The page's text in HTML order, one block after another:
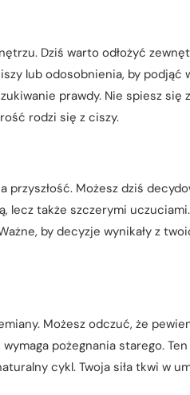
Dziś warto odłożyć
lub odosobnienia, by podjąć
prawdy. Nie spiesz się
rodzi się z ciszy.
przyszłość. Możesz dziś
lecz także szczerymi
by decyzje wynikały z
Możesz odczuć, że
pożegnania starego.
cykl. Twoja siła tkwi w